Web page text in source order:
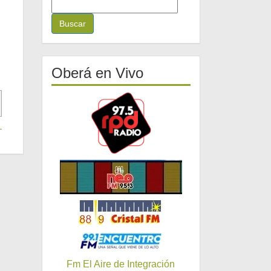
u
c
a
r
:
Oberá en Vivo
Fm El Aire de Integración